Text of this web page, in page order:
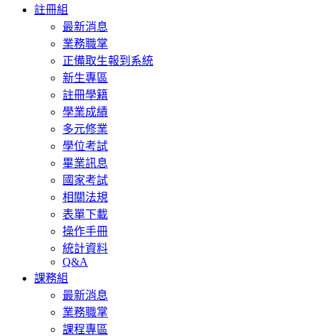
註冊組
最新消息
業務職掌
正備取生報到系統
新生專區
註冊學籍
學業成績
多元修業
學位考試
畢業訊息
國家考試
相關法規
表單下載
操作手冊
統計資料
Q&A
課務組
最新消息
業務職掌
課程專區